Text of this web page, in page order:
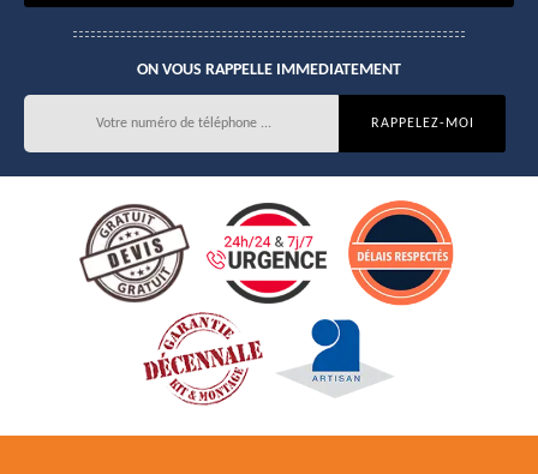
ON VOUS RAPPELLE IMMEDIATEMENT